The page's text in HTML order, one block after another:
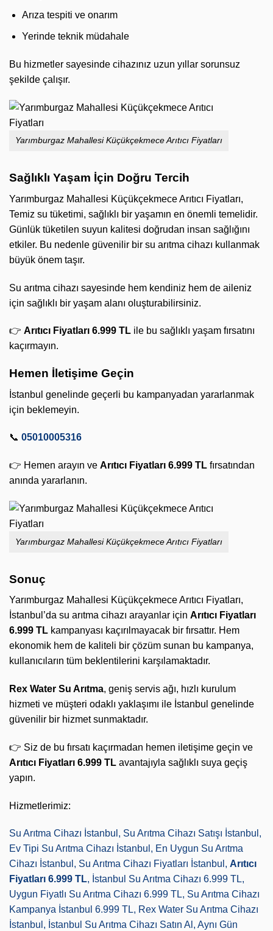
Arıza tespiti ve onarım
Yerinde teknik müdahale
Bu hizmetler sayesinde cihazınız uzun yıllar sorunsuz
şekilde çalışır.
Yarımburgaz Mahallesi Küçükçekmece Arıtıcı Fiyatları
Sağlıklı Yaşam İçin Doğru Tercih
Yarımburgaz Mahallesi Küçükçekmece Arıtıcı Fiyatları,
Temiz su tüketimi, sağlıklı bir yaşamın en önemli temelidir.
Günlük tüketilen suyun kalitesi doğrudan insan sağlığını
etkiler. Bu nedenle güvenilir bir su arıtma cihazı kullanmak
büyük önem taşır.
Su arıtma cihazı sayesinde hem kendiniz hem de aileniz
için sağlıklı bir yaşam alanı oluşturabilirsiniz.
👉 Arıtıcı Fiyatları 6.999 TL ile bu sağlıklı yaşam fırsatını
kaçırmayın.
Hemen İletişime Geçin
İstanbul genelinde geçerli bu kampanyadan yararlanmak
için beklemeyin.
📞 05010005316
👉 Hemen arayın ve Arıtıcı Fiyatları 6.999 TL fırsatından
anında yararlanın.
Yarımburgaz Mahallesi Küçükçekmece Arıtıcı Fiyatları
Sonuç
Yarımburgaz Mahallesi Küçükçekmece Arıtıcı Fiyatları,
İstanbul’da su arıtma cihazı arayanlar için Arıtıcı Fiyatları
6.999 TL kampanyası kaçırılmayacak bir fırsattır. Hem
ekonomik hem de kaliteli bir çözüm sunan bu kampanya,
kullanıcıların tüm beklentilerini karşılamaktadır.
Rex Water Su Arıtma, geniş servis ağı, hızlı kurulum
hizmeti ve müşteri odaklı yaklaşımı ile İstanbul genelinde
güvenilir bir hizmet sunmaktadır.
👉 Siz de bu fırsatı kaçırmadan hemen iletişime geçin ve
Arıtıcı Fiyatları 6.999 TL avantajıyla sağlıklı suya geçiş
yapın.
Hizmetlerimiz:
Su Arıtma Cihazı İstanbul, Su Arıtma Cihazı Satışı İstanbul,
Ev Tipi Su Arıtma Cihazı İstanbul, En Uygun Su Arıtma
Cihazı İstanbul, Su Arıtma Cihazı Fiyatları İstanbul, Arıtıcı
Fiyatları 6.999 TL, İstanbul Su Arıtma Cihazı 6.999 TL,
Uygun Fiyatlı Su Arıtma Cihazı 6.999 TL, Su Arıtma Cihazı
Kampanya İstanbul 6.999 TL, Rex Water Su Arıtma Cihazı
İstanbul, İstanbul Su Arıtma Cihazı Satın Al, Aynı Gün